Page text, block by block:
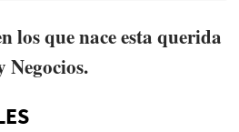
los que nace esta querida
Negocios.